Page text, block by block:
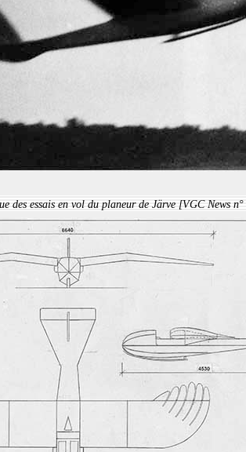
des essais en vol du planeur de Järve [VGC News